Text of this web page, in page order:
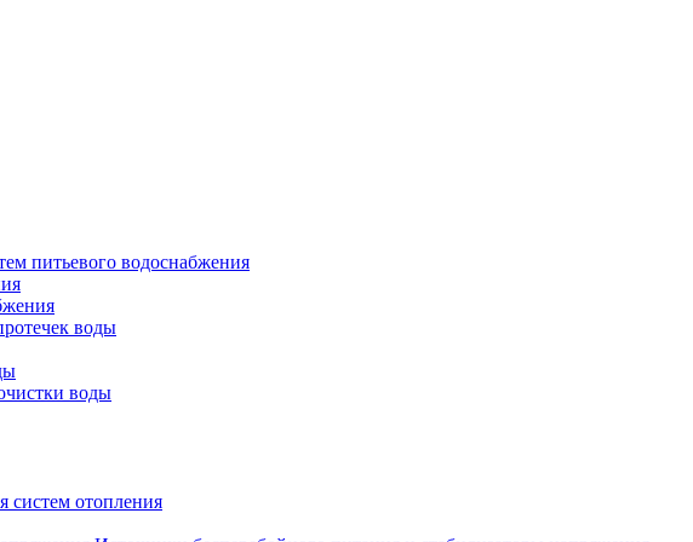
питьевого водоснабжения
воды
воды
систем отопления